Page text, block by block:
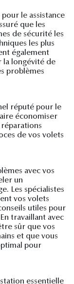
le assistance
que les
de sécurité les
les plus
également
la longévité de
problèmes
réputé pour le
économiser
de vos volets
avec vos
un
Les spécialistes
vos volets
utiles pour
travaillant avec
sûr que vos
et que vous
pour
essentielle